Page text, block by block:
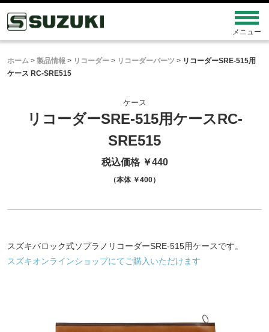
ホーム > 製品情報 > リコーダー > リコーダーパーツ > リコーダーSRE-515用
ケース RC-SRE515
ケース
リコーダーSRE-515用ケースRC-
SRE515
税込価格 ￥440
（本体 ￥400）
スズキバロック式ソプラノリコーダーSRE-515用ケースです。
スズキオンラインショップにてご購入いただけます